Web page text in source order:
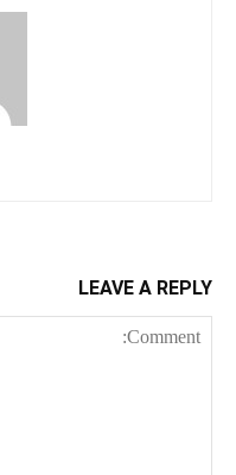
LEAVE A REPLY